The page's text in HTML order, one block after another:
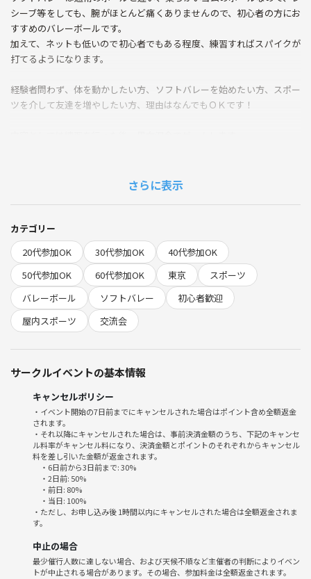
シーブ等をしても、腕がほとんど痛くありませんので、初心者の方にお
すすめのバレーボールです。
加えて、ネットも低いので初心者でもある程度、練習すればスパイクが
打てるようになります。
経験者問わず、体を動かしたい方、ソフトバレーを始めたい方、スポー
ツを介して友達を増やしたい方、理由はなんでもＯＫです！
冷房完備のコートなので、暑い日でも快適にプレーできます！ ＊冷房
バレー後に近くの居酒屋へ飲みに行きますので、そちらもご予定よろし
ければぜひ！
＊直前のご連絡ですと、居酒屋の混み具合で、参加不可な恐れがありま
す。
★★★★★★★★★★★★
《日時》
2/15(日) 16:00〜18:00
バレー後に飲み会あり！
《参加費》
1500円（現地決済）
1000円（つなげーと決済）
《場所》
パライーゾ東陽町 VIPコート（体育館コート）
東京メトロ東西線 東陽町駅から徒歩5分
1階はスーパーで、3階のフットサル場です。
初心者メイン♪
幹事からソフトバレーについて、レクチャーさせていただきます。
さらに表示
カテゴリー
20代参加OK
30代参加OK
40代参加OK
50代参加OK
60代参加OK 東京
スポーツ
バレーボール
ソフトバレー
初心者歓迎
屋内スポーツ
交流会
サークルイベントの基本情報
キャンセルポリシー
・イベント開始の7日前までにキャンセルされた場合はポイント含め全額返金
されます。
・それ以降にキャンセルされた場合は、事前決済金額のうち、下記のキャンセ
ル料率がキャンセル料になり、決済金額とポイントのそれぞれからキャンセル
料を差し引いた金額が返金されます。
・6日前から3日前まで: 30%
・2日前: 50%
・前日: 80%
・当日: 100%
・ただし、お申し込み後 1時間以内にキャンセルされた場合は全額返金されま
す。
中止の場合
最少催行人数に達しない場合、および天候不順など主催者の判断によりイベン
トが中止される場合があります。その場合、参加料金は全額返金されます。